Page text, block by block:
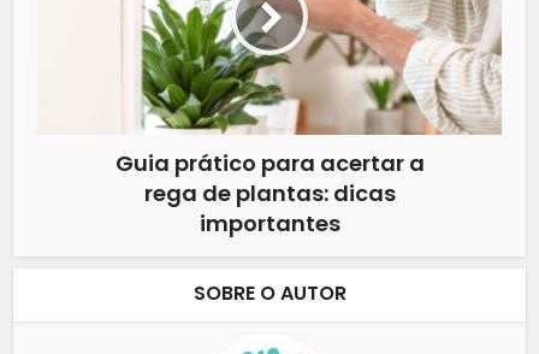
Guia prático para acertar a
rega de plantas: dicas
importantes
SOBRE O AUTOR